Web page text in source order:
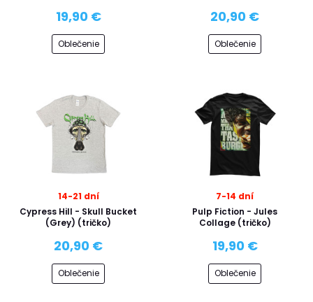
19,90 €
Oblečenie
20,90 €
Oblečenie
14-21 dní
Cypress Hill - Skull Bucket
(Grey) (tričko)
20,90 €
Oblečenie
7-14 dní
Pulp Fiction - Jules
Collage (tričko)
19,90 €
Oblečenie